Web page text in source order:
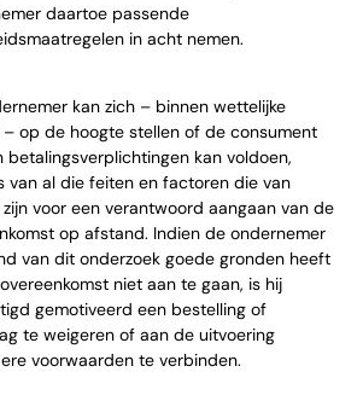
daartoe passende
in acht nemen.
kan zich – binnen wettelijke
– op de hoogte stellen of de consument
betalingsverplichtingen kan voldoen,
van al die feiten en factoren die van
voor een verantwoord aangaan van de
op afstand. Indien de ondernemer
van dit onderzoek goede gronden heeft
niet aan te gaan, is hij
gemotiveerd een bestelling of
te weigeren of aan de uitvoering
voorwaarden te verbinden.